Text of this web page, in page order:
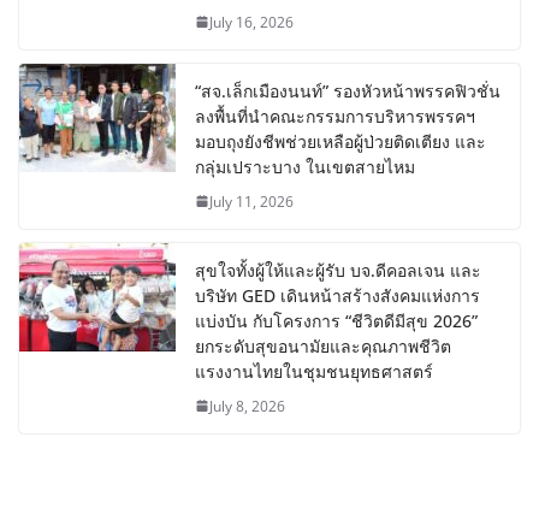
July 16, 2026
“สจ.เล็กเมืองนนท์” รองหัวหน้าพรรคฟิวชั่น
ลงพื้นที่นำคณะกรรมการบริหารพรรคฯ
มอบถุงยังชีพช่วยเหลือผู้ป่วยติดเตียง และ
กลุ่มเปราะบาง ในเขตสายไหม
July 11, 2026
สุขใจทั้งผู้ให้และผู้รับ บจ.ดีคอลเจน และ
บริษัท GED เดินหน้าสร้างสังคมแห่งการ
แบ่งบัน​ กับโครงการ “ชีวิตดีมีสุข 2026”
ยกระดับสุขอนามัยและคุณภาพชีวิต
แรงงานไทยในชุมชนยุทธศาสตร์
July 8, 2026